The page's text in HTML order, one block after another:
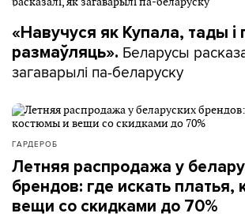
«Навучуся як Купала, тады і
размаўляць». Беларусы
загаварылі па-беларуску
ГАРДЕРОБ
Летняя распродажа у
брендов: где искать
вещи со скидками до 70%